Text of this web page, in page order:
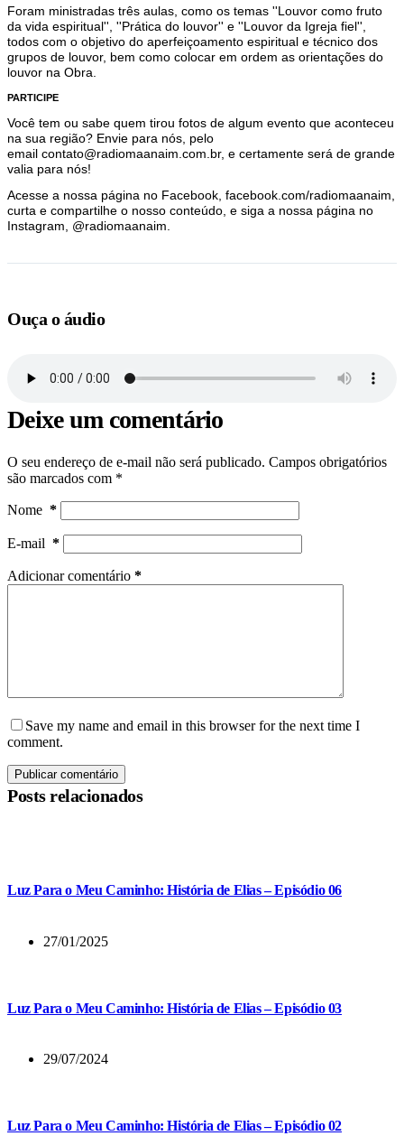
Foram ministradas três aulas, como os temas ''Louvor como fruto
da vida espiritual'', ''Prática do louvor'' e ''Louvor da Igreja fiel'',
todos com o objetivo do aperfeiçoamento espiritual e técnico dos
grupos de louvor, bem como colocar em ordem as orientações do
louvor na Obra.
PARTICIPE
Você tem ou sabe quem tirou fotos de algum evento que aconteceu
na sua região? Envie para nós, pelo
email contato@radiomaanaim.com.br, e certamente será de grande
valia para nós!
Acesse a nossa página no Facebook, facebook.com/radiomaanaim,
curta e compartilhe o nosso conteúdo, e siga a nossa página no
Instagram, @radiomaanaim.
Ouça o áudio
Deixe um comentário
O seu endereço de e-mail não será publicado. Campos obrigatórios
são marcados com *
Nome *
E-mail *
Adicionar comentário *
Save my name and email in this browser for the next time I
comment.
Publicar comentário
Posts relacionados
Luz Para o Meu Caminho: História de Elias – Episódio 06
27/01/2025
Luz Para o Meu Caminho: História de Elias – Episódio 03
29/07/2024
Luz Para o Meu Caminho: História de Elias – Episódio 02